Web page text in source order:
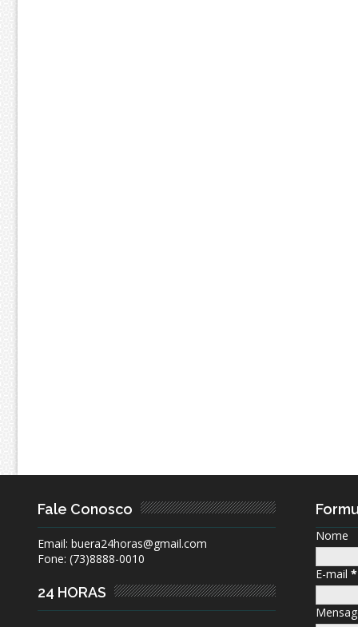
Fale Conosco
Email: buera24horas@gmail.com
Fone: (73)8888-0010
24 HORAS
Nome
E-mail *